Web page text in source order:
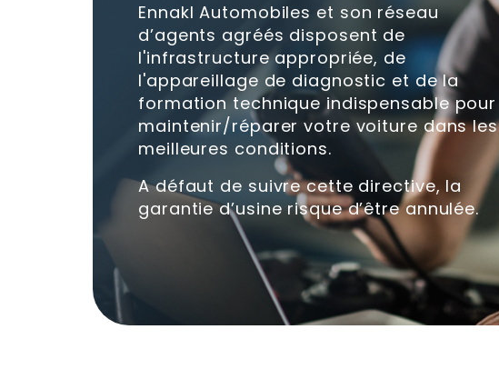
Ennakl Automobiles et son réseau
d’agents agréés disposent de
l'infrastructure appropriée, de
l'appareillage de diagnostic et de la
formation technique indispensable pour
maintenir/réparer votre voiture dans les
meilleures conditions.
A défaut de suivre cette directive, la
garantie d’usine risque d’être annulée.